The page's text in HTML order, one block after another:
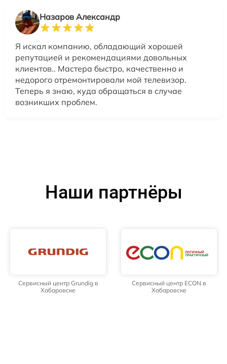
Назаров Александр
Я искал компанию, обладающий хорошей
репутацией и рекомендациями довольных
клиентов.. Мастера быстро, качественно и
недорого отремонтировали мой телевизор.
Теперь я знаю, куда обращаться в случае
возникших проблем.
Наши партнёры
Сервисный центр Grundig в
Хабаровске
Сервисный центр ECON в
Хабаровске